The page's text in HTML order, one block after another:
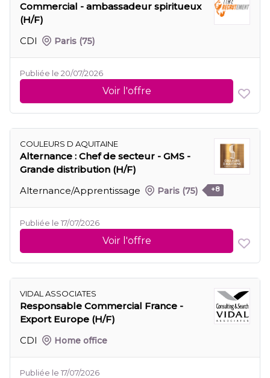
Commercial - ambassadeur spiritueux
(H/F)
CDI
Paris (75)
Publiée le 20/07/2026
Voir l'offre
COULEURS D AQUITAINE
Alternance : Chef de secteur - GMS -
Grande distribution (H/F)
Alternance/Apprentissage
Paris (75) +8
Publiée le 17/07/2026
Voir l'offre
VIDAL ASSOCIATES
Responsable Commercial France -
Export Europe (H/F)
CDI
Home office
Publiée le 17/07/2026